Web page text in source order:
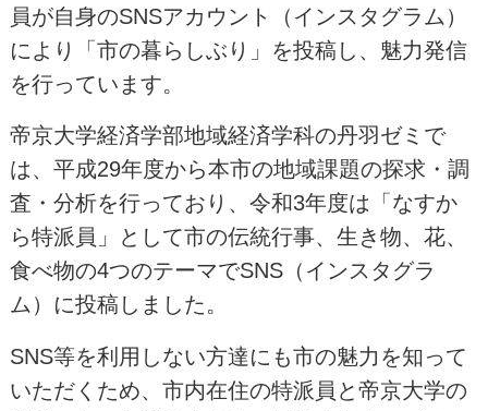
員が自身のSNSアカウント（インスタグラム）
により「市の暮らしぶり」を投稿し、魅力発信
を行っています。
帝京大学経済学部地域経済学科の丹羽ゼミで
は、平成29年度から本市の地域課題の探求・調
査・分析を行っており、令和3年度は「なすか
ら特派員」として市の伝統行事、生き物、花、
食べ物の4つのテーマでSNS（インスタグラ
ム）に投稿しました。
SNS等を利用しない方達にも市の魅力を知って
いただくため、市内在住の特派員と帝京大学の